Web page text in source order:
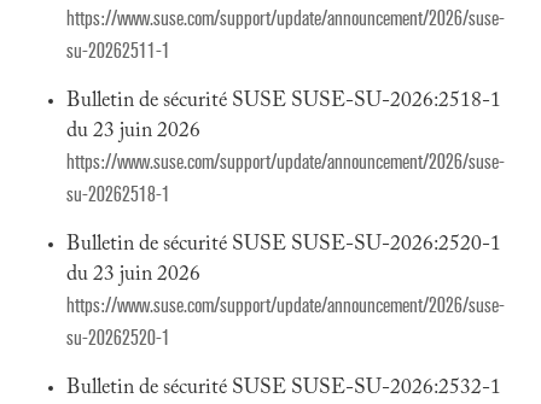
https://www.suse.com/support/update/announcement/2026/suse-
su-20262511-1
Bulletin de sécurité SUSE SUSE-SU-2026:2518-1
du 23 juin 2026
https://www.suse.com/support/update/announcement/2026/suse-
su-20262518-1
Bulletin de sécurité SUSE SUSE-SU-2026:2520-1
du 23 juin 2026
https://www.suse.com/support/update/announcement/2026/suse-
su-20262520-1
Bulletin de sécurité SUSE SUSE-SU-2026:2532-1